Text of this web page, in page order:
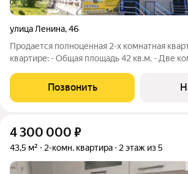
улица Ленина,46
Продается полноценная 2-х комнатная
квартире: - Общая площадь 42 кв.м. - Две
прямоугольной формы, что позволяет
использовать все
Позвонить
4 300 000 ₽
43,5 м² 2-комн. квартира 2 этаж из 5